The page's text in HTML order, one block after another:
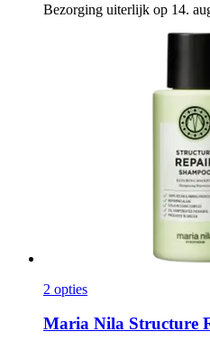
Bezorging uiterlijk op 14.
2 opties
Maria Nila Structure